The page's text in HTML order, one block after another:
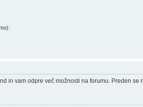
in vam odpre več možnosti na forumu. Preden